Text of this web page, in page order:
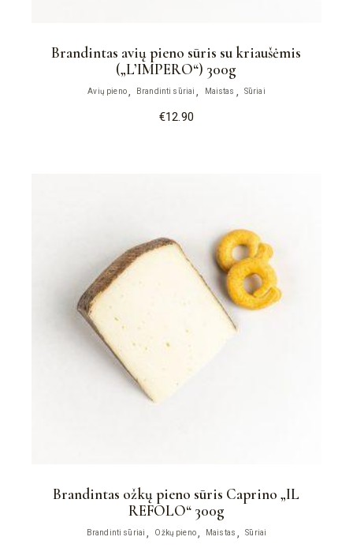
Brandintas avių pieno sūris su kriaušėmis
(„L’IMPERО“) 300g
Avių pieno Brandinti sūriai Maistas Sūriai
€12.90
Brandintas ožkų pieno sūris Caprino „IL
REFOLO“ 300g
Brandinti sūriai Ožkų pieno Maistas Sūriai